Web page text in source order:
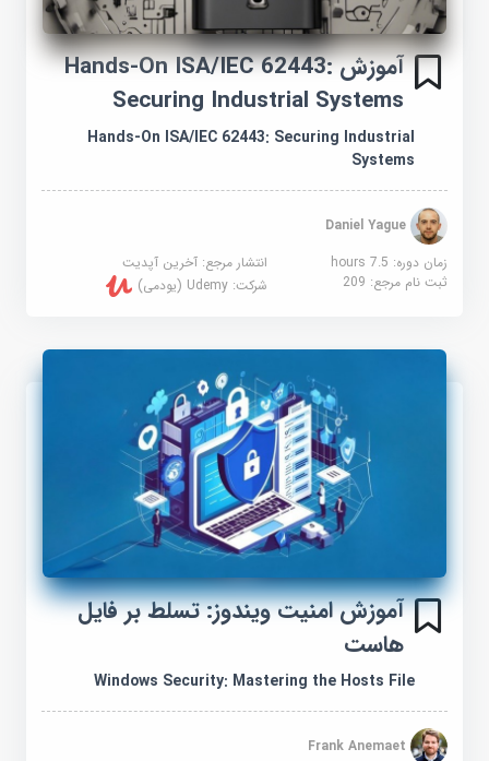
آموزش Hands-On ISA/IEC 62443:
Securing Industrial Systems
Hands-On ISA/IEC 62443: Securing Industrial
Systems
Daniel Yague
زمان دوره: 7.5 hours
انتشار مرجع:آخرین آپدیت
ثبت نام مرجع:209 شرکت:Udemy (یودمی)
آموزش امنیت ویندوز: تسلط بر فایل
هاست
Windows Security: Mastering the Hosts File
Frank Anemaet